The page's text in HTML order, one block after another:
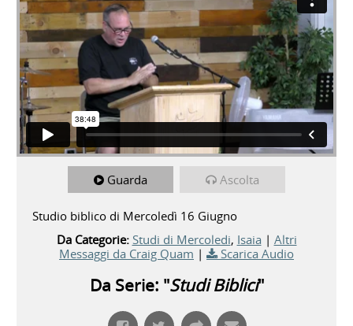
Guarda Ascolta
Studio biblico di Mercoledì 16 Giugno
Da Categorie: Studi di Mercoledi, Isaia | Altri
Messaggi da Craig Quam | Scarica Audio
Da Serie: "Studi Biblici"